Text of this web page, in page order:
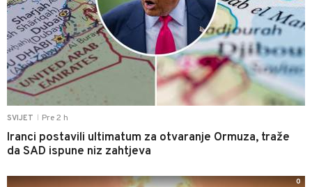
SVIJET Pre 2 h
Iranci postavili ultimatum za otvaranje Ormuza, traže
da SAD ispune niz zahtjeva
0